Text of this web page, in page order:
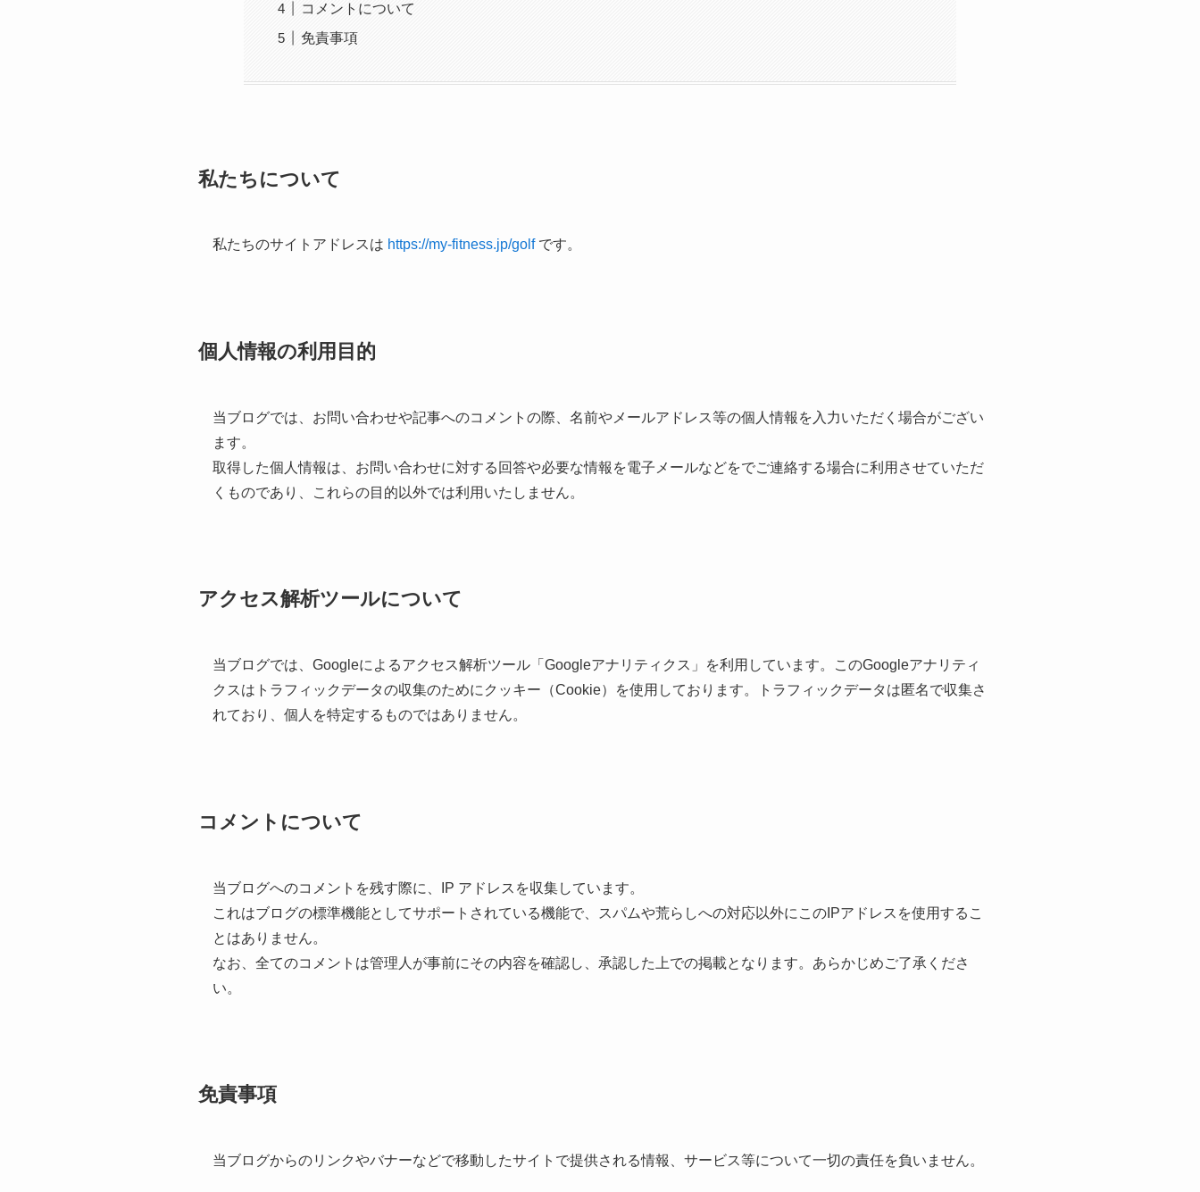
コメントについて
免責事項
私たちについて
私たちのサイトアドレスは https://my-fitness.jp/golf です。
個人情報の利用目的
当ブログでは、お問い合わせや記事へのコメントの際、名前やメールアドレス等の個人情報を入力いただく場合がござい
ます。
取得した個人情報は、お問い合わせに対する回答や必要な情報を電子メールなどをでご連絡する場合に利用させていただ
くものであり、これらの目的以外では利用いたしません。
アクセス解析ツールについて
当ブログでは、Googleによるアクセス解析ツール「Googleアナリティクス」を利用しています。このGoogleアナリティ
クスはトラフィックデータの収集のためにクッキー（Cookie）を使用しております。トラフィックデータは匿名で収集さ
れており、個人を特定するものではありません。
コメントについて
当ブログへのコメントを残す際に、IP アドレスを収集しています。
これはブログの標準機能としてサポートされている機能で、スパムや荒らしへの対応以外にこのIPアドレスを使用するこ
とはありません。
なお、全てのコメントは管理人が事前にその内容を確認し、承認した上での掲載となります。あらかじめご了承くださ
い。
免責事項
当ブログからのリンクやバナーなどで移動したサイトで提供される情報、サービス等について一切の責任を負いません。